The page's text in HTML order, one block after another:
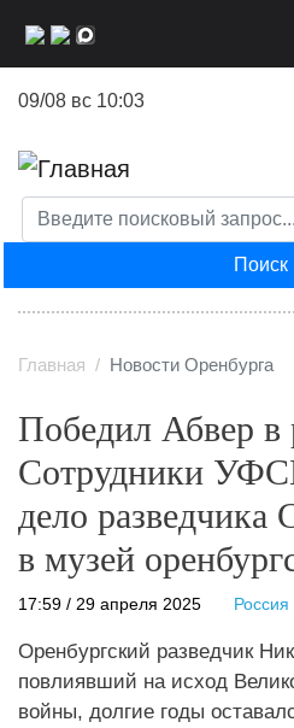
09/08 вс 10:03
Поиск
Главная Новости Оренбурга
Победил Абвер в
Сотрудники
дело разведчика
в музей
17:59 / 29 апреля 2025
Оренбургский разведчик
повлиявший на исход
войны, долгие годы